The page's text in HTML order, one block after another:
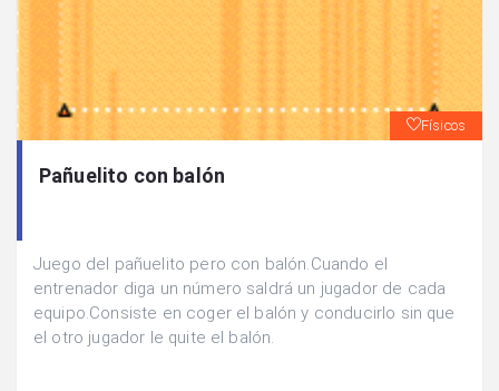
Físicos
Pañuelito con balón
Juego del pañuelito pero con balón.Cuando el
entrenador diga un número saldrá un jugador de cada
equipo.Consiste en coger el balón y conducirlo sin que
el otro jugador le quite el balón.